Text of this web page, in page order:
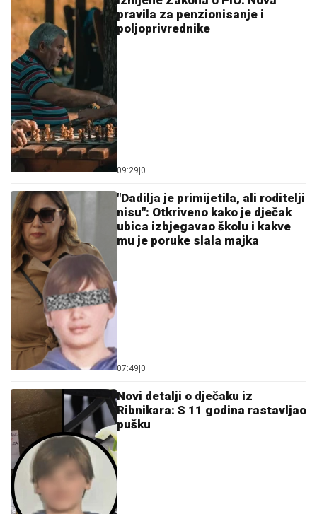
pravila za penzionisanje i
poljoprivrednike
09:29 0
"Dadilja je primijetila, ali roditelji
nisu": Otkriveno kako je dječak
ubica izbjegavao školu i kakve
mu je poruke slala majka
07:49 0
Novi detalji o d‌ječaku iz
Ribnikara: S 11 godina rastavljao
pušku